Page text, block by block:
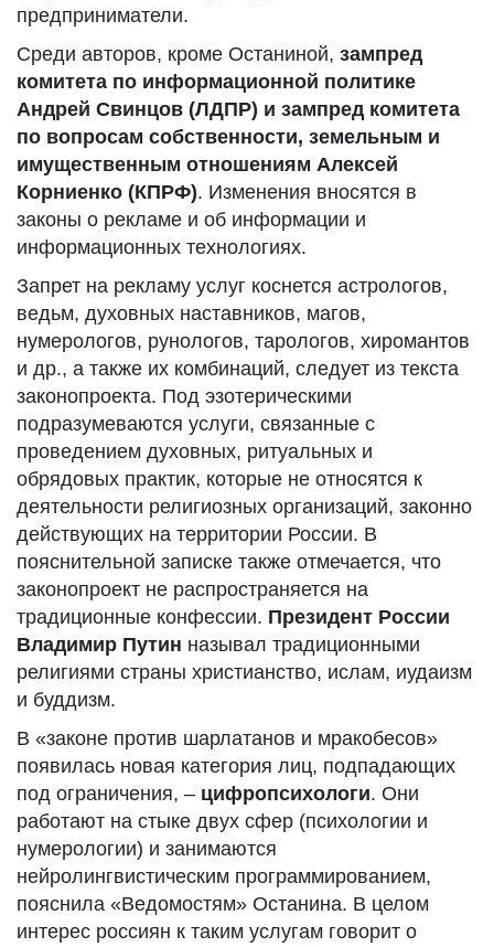
предприниматели.
Среди авторов, кроме Останиной, зампред
комитета по информационной политике
Андрей Свинцов (ЛДПР) и зампред комитета
по вопросам собственности, земельным и
имущественным отношениям Алексей
Корниенко (КПРФ). Изменения вносятся в
законы о рекламе и об информации и
информационных технологиях.
Запрет на рекламу услуг коснется астрологов,
ведьм, духовных наставников, магов,
нумерологов, рунологов, тарологов, хиромантов
и др., а также их комбинаций, следует из текста
законопроекта. Под эзотерическими
подразумеваются услуги, связанные с
проведением духовных, ритуальных и
обрядовых практик, которые не относятся к
деятельности религиозных организаций, законно
действующих на территории России. В
пояснительной записке также отмечается, что
законопроект не распространяется на
традиционные конфессии. Президент России
Владимир Путин называл традиционными
религиями страны христианство, ислам, иудаизм
и буддизм.
В «законе против шарлатанов и мракобесов»
появилась новая категория лиц, подпадающих
под ограничения, – цифропсихологи. Они
работают на стыке двух сфер (психологии и
нумерологии) и занимаются
нейролингвистическим программированием,
пояснила «Ведомостям» Останина. В целом
интерес россиян к таким услугам говорит о